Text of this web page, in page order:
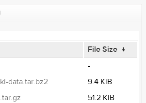
File Size ↓
-
data.tar.bz2
9.4 KiB
51.2 KiB